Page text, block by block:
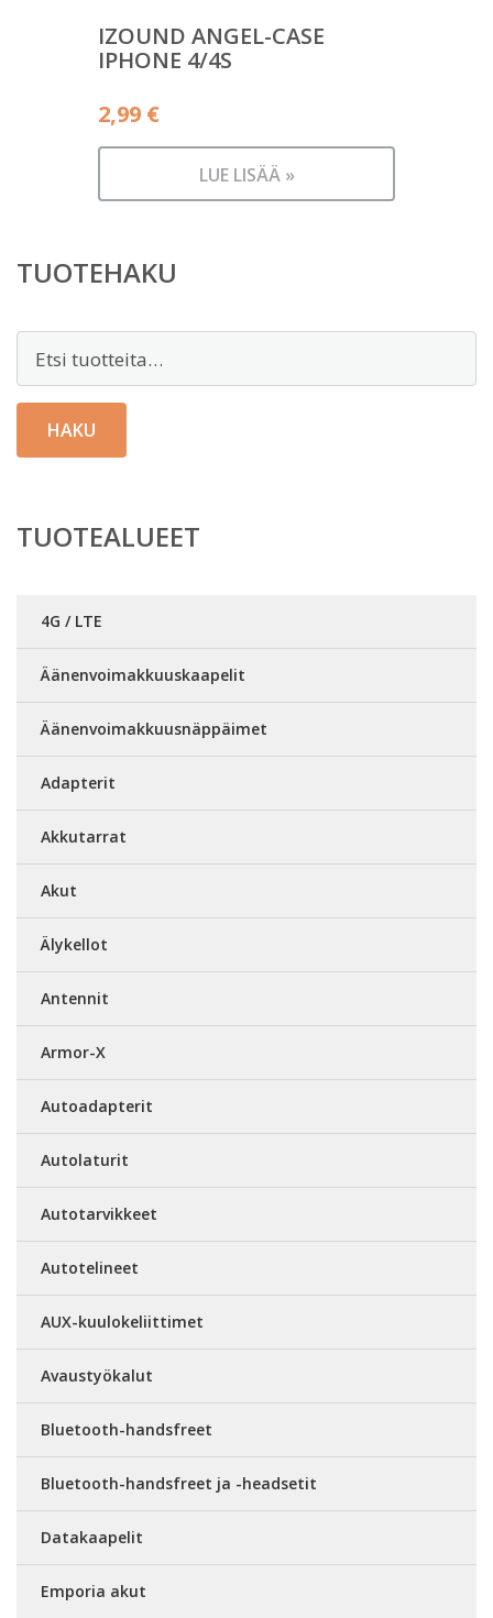
IZOUND ANGEL-CASE
IPHONE 4/4S
2,99 €
LUE LISÄÄ »
TUOTEHAKU
Etsi:
HAKU
TUOTEALUEET
4G / LTE
Äänenvoimakkuuskaapelit
Äänenvoimakkuusnäppäimet
Adapterit
Akkutarrat
Akut
Älykellot
Antennit
Armor-X
Autoadapterit
Autolaturit
Autotarvikkeet
Autotelineet
AUX-kuulokeliittimet
Avaustyökalut
Bluetooth-handsfreet
Bluetooth-handsfreet ja -headsetit
Datakaapelit
Emporia akut